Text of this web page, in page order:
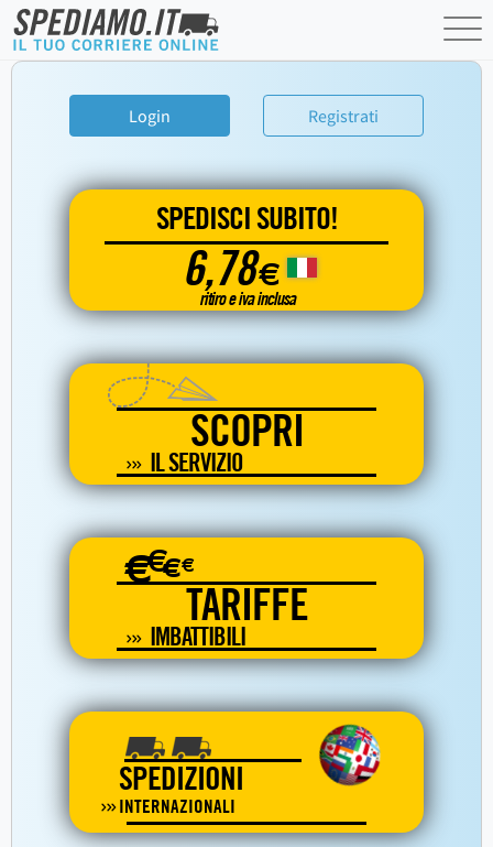
Login Registrati
SPEDISCI SUBITO!
6,78€
ritiro e iva inclusa
SCOPRI
IL SERVIZIO
€€€€
TARIFFE
IMBATTIBILI
SPEDIZIONI
INTERNAZIONALI